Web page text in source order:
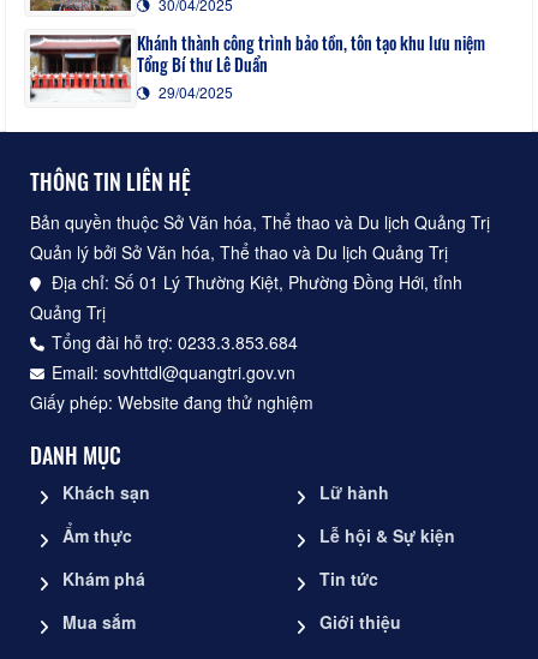
30/04/2025
Khánh thành công trình bảo tồn, tôn tạo khu lưu niệm
Tổng Bí thư Lê Duẩn
29/04/2025
THÔNG TIN LIÊN HỆ
Bản quyền thuộc Sở Văn hóa, Thể thao và Du lịch Quảng Trị
Quản lý bởi Sở Văn hóa, Thể thao và Du lịch Quảng Trị
Địa chỉ: Số 01 Lý Thường Kiệt, Phường Đồng Hới, tỉnh
Quảng Trị
Tổng đài hỗ trợ: 0233.3.853.684
Email: sovhttdl@quangtri.gov.vn
Giấy phép: Website đang thử nghiệm
DANH MỤC
Khách sạn
Ẩm thực
Khám phá
Mua sắm
Lữ hành
Lễ hội & Sự kiện
Tin tức
Giới thiệu